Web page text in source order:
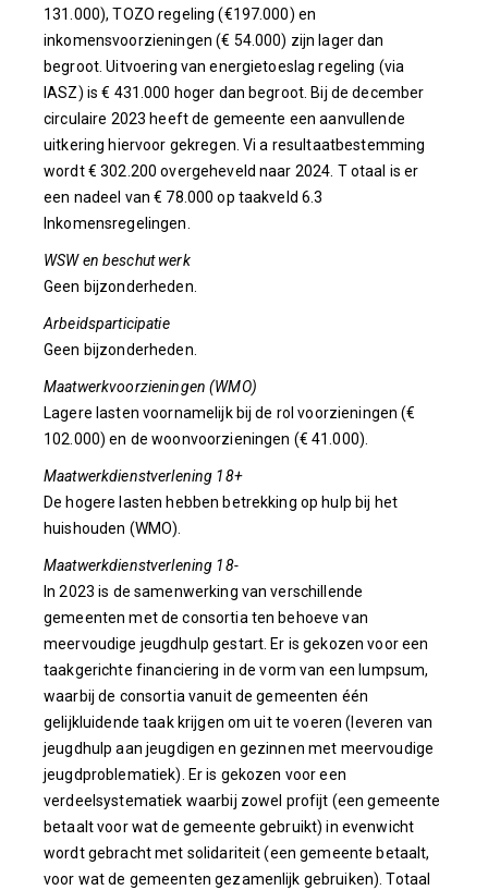
131.000), TOZO regeling (€197.000) en
inkomensvoorzieningen (€ 54.000) zijn lager dan
begroot. Uitvoering van energietoeslag regeling (via
IASZ) is € 431.000 hoger dan begroot. Bij de december
circulaire 2023 heeft de gemeente een aanvullende
uitkering hiervoor gekregen. Vi a resultaatbestemming
wordt € 302.200 overgeheveld naar 2024. T otaal is er
een nadeel van € 78.000 op taakveld 6.3
Inkomensregelingen.
WSW en beschut werk
Geen bijzonderheden.
Arbeidsparticipatie
Geen bijzonderheden.
Maatwerkvoorzieningen (WMO)
Lagere lasten voornamelijk bij de rol voorzieningen (€
102.000) en de woonvoorzieningen (€ 41.000).
Maatwerkdienstverlening 18+
De hogere lasten hebben betrekking op hulp bij het
huishouden (WMO).
Maatwerkdienstverlening 18-
In 2023 is de samenwerking van verschillende
gemeenten met de consortia ten behoeve van
meervoudige jeugdhulp gestart. Er is gekozen voor een
taakgerichte financiering in de vorm van een lumpsum,
waarbij de consortia vanuit de gemeenten één
gelijkluidende taak krijgen om uit te voeren (leveren van
jeugdhulp aan jeugdigen en gezinnen met meervoudige
jeugdproblematiek). Er is gekozen voor een
verdeelsystematiek waarbij zowel profijt (een gemeente
betaalt voor wat de gemeente gebruikt) in evenwicht
wordt gebracht met solidariteit (een gemeente betaalt,
voor wat de gemeenten gezamenlijk gebruiken). Totaal